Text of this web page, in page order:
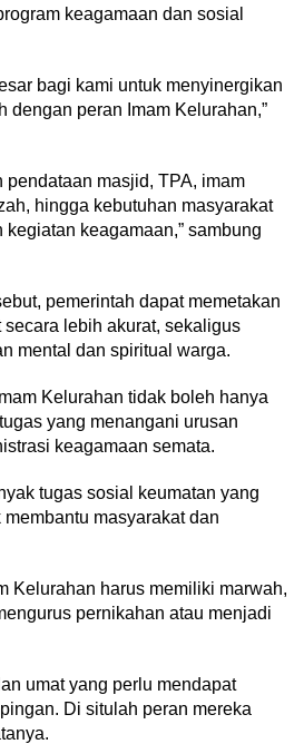
keagamaan dan sosial
bagi kami untuk menyinergikan
dengan peran Imam Kelurahan,”
pendataan masjid, TPA, imam
hingga kebutuhan masyarakat
keagamaan,” sambung
pemerintah dapat memetakan
secara lebih akurat, sekaligus
mental dan spiritual warga.
Kelurahan tidak boleh hanya
yang menangani urusan
keagamaan semata.
tugas sosial keumatan yang
masyarakat dan
Kelurahan harus memiliki marwah,
pernikahan atau menjadi
umat yang perlu mendapat
Di situlah peran mereka